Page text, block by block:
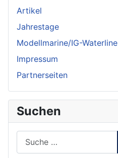
Artikel
Jahrestage
Modellmarine/IG-Waterline
Impressum
Partnerseiten
Suchen